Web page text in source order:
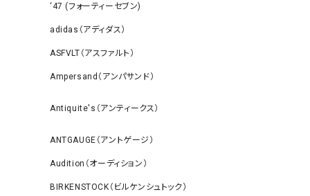
‘47 (フォーティーセブン)
adidas（アディダス）
ASFVLT（アスファルト）
Ampersand（アンパサンド）
Antiquite's（アンティークス）
ANTGAUGE（アントゲージ）
Audition（オーディション）
BIRKENSTOCK（ビルケンシュトック）